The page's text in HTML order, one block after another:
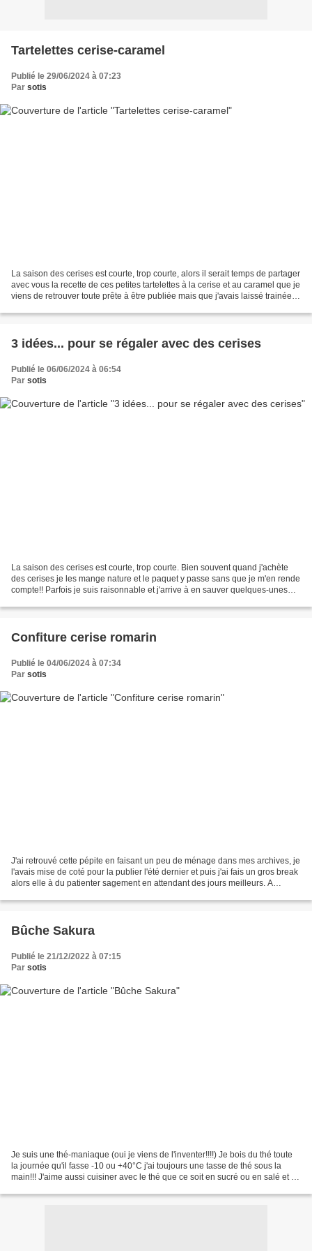
Tartelettes cerise-caramel
Publié le 29/06/2024 à 07:23
Par sotis
La saison des cerises est courte, trop courte, alors il serait temps de partager
avec vous la recette de ces petites tartelettes à la cerise et au caramel que je
viens de retrouver toute prête à être publiée mais que j'avais laissé trainée
3 idées... pour se régaler avec des cerises
Publié le 06/06/2024 à 06:54
Par sotis
La saison des cerises est courte, trop courte. Bien souvent quand j'achète
des cerises je les mange nature et le paquet y passe sans que je m'en rende
compte!! Parfois je suis raisonnable et j'arrive à en sauver quelques-unes
Confiture cerise romarin
Publié le 04/06/2024 à 07:34
Par sotis
J'ai retrouvé cette pépite en faisant un peu de ménage dans mes archives, je
l'avais mise de coté pour la publier l'été dernier et puis j'ai fais un gros break
alors elle à du patienter sagement en attendant des jours meilleurs. A
Bûche Sakura
Publié le 21/12/2022 à 07:15
Par sotis
Je suis une thé-maniaque (oui je viens de l'inventer!!!!) Je bois du thé toute
la journée qu'il fasse -10 ou +40°C j'ai toujours une tasse de thé sous la
main!!! J'aime aussi cuisiner avec le thé que ce soit en sucré ou en salé et il